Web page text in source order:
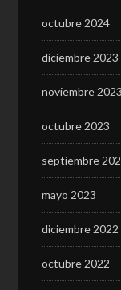
octubre 2024
diciembre 2023
noviembre 2023
octubre 2023
septiembre
mayo 2023
diciembre 2022
octubre 2022